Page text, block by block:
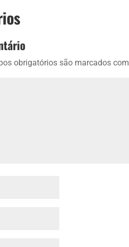
obrigatórios são marcados com